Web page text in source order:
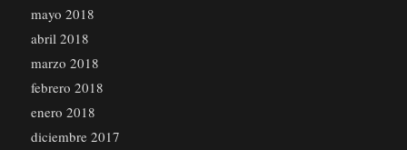
mayo 2018
abril 2018
marzo 2018
febrero 2018
enero 2018
diciembre 2017